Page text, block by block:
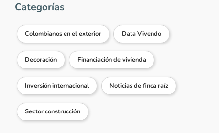
Categorías
Colombianos en el exterior Data Vivendo
Decoración Financiación de vivienda
Inversión internacional Noticias de finca raíz
Sector construcción